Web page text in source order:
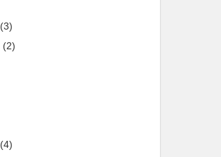
(3)
(2)
(4)